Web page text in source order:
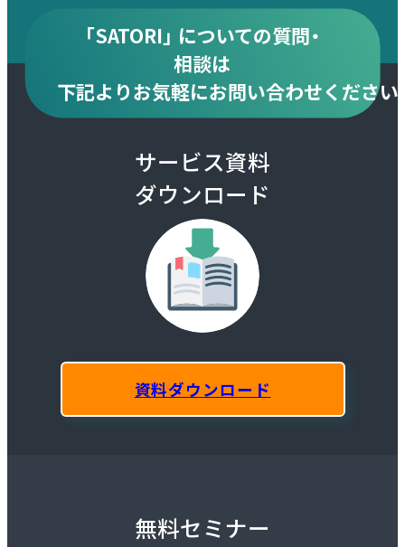
「SATORI」 についての質問・
相談は
下記よりお気軽にお問い合わせください
サービス資料
ダウンロード
資料ダウンロード
無料セミナー